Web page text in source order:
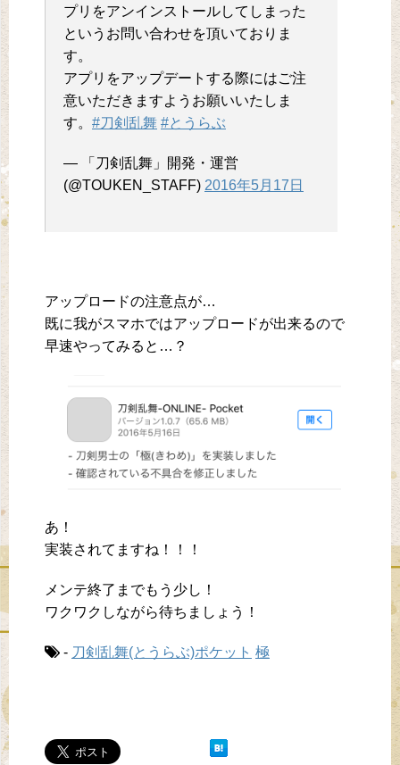
プリをアンインストールしてしまった
というお問い合わせを頂いておりま
す。
アプリをアップデートする際にはご注
意いただきますようお願いいたしま
す。 #刀剣乱舞 #とうらぶ
— 「刀剣乱舞」開発・運営
(@TOUKEN_STAFF) 2016年5月17日
アップロードの注意点が…
既に我がスマホではアップロードが出来るので
早速やってみると…？
あ！
実装されてますね！！！
メンテ終了までもう少し！
ワクワクしながら待ちましょう！
- 刀剣乱舞(とうらぶ)ポケット 極